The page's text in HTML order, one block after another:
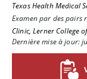
Texas Health Medical
Examen par des pairs
Clinic, Lerner College
Dernière mise à jour: